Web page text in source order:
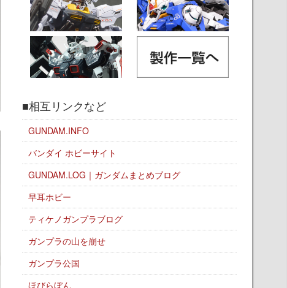
■相互リンクなど
GUNDAM.INFO
バンダイ ホビーサイト
GUNDAM.LOG｜ガンダムまとめブログ
早耳ホビー
ティケノガンプラブログ
ガンプラの山を崩せ
ガンプラ公国
ほびらぼん